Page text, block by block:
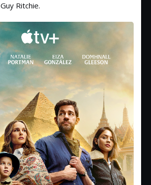
Guy Ritchie.